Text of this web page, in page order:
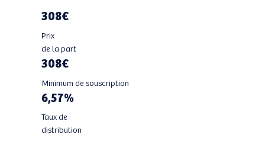
308€
Minimum de souscription
308€
Prix
de la part
6,57%
Taux de
distribution